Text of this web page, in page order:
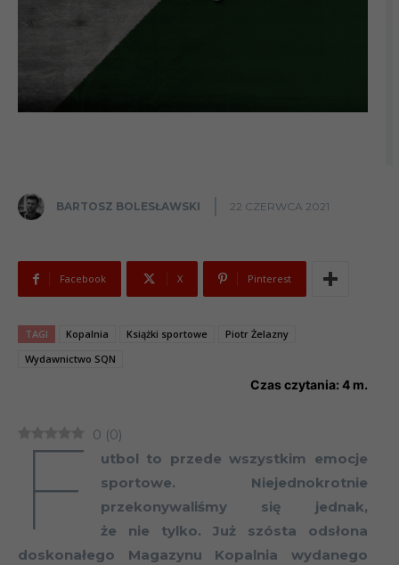
BARTOSZ BOLESŁAWSKI 22 CZERWCA 2021
Facebook X Pinterest
TAGI Kopalnia Książki sportowe
Piotr Żelazny
Wydawnictwo SQN
Czas czytania: 4 m.
0 (0)
F
utbol to przede wszystkim emocje
sportowe. Niejednokrotnie
przekonywaliśmy się jednak,
że nie tylko. Już szósta odsłona
doskonałego Magazynu Kopalnia wydanego